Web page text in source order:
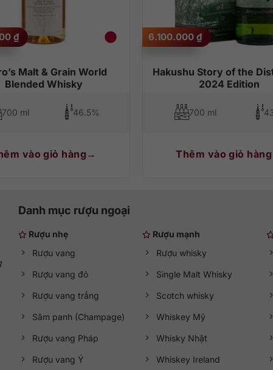
chung và thể hiện sắc sảo hương vị của Yamazaki Sherry Cask,
siro mận, xoài, nho khô, hoa hồng ngọt ngào và mùi vani đặc
nhẹ. Chất rượu cân bằng, đầy đặn, dày dạn, để lại vị ngọt dai
nước lọc hoặc pha chế cocktail đều rất tuyệt diệu. Nếu thích
Malt & Grain World
Blended Whisky
₫
700 ml 46.5%
vào giỏ hàng
Hakushu Story of the
2024 Edition
6.100.000 ₫
700 ml
Thêm vào giỏ hàng
Danh mục rượu ngoại
Rượu nhẹ
Rượu vang
Rượu vang đỏ
Rượu vang trắng
Sâm panh (Champage)
Rượu vang Pháp
Rượu vang Ý
Rượu mạnh
Rượu whisky
Single Malt Whisky
Scotch whisky
Whiskey Mỹ
Whisky Nhật
Whiskey Ireland